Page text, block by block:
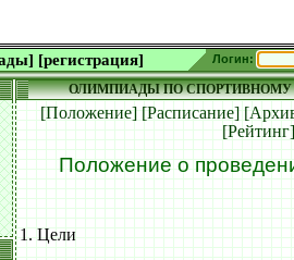
[регистрация] Логин:
ОЛИМПИАДЫ ПО
[Положение] [Расписание]
[Рейтинг]
Положение о
1. Цели